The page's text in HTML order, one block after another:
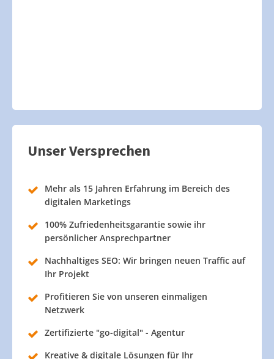
Unser Versprechen
Mehr als 15 Jahren Erfahrung im Bereich des
digitalen Marketings
100% Zufriedenheitsgarantie sowie ihr
persönlicher Ansprechpartner
Nachhaltiges SEO: Wir bringen neuen Traffic auf
Ihr Projekt
Profitieren Sie von unseren einmaligen
Netzwerk
Zertifizierte "go-digital" - Agentur
Kreative & digitale Lösungen für Ihr